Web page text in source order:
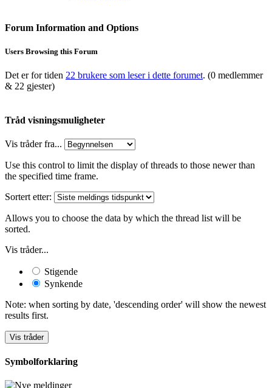
Forum Information and Options
Users Browsing this Forum
Det er for tiden 22 brukere som leser i dette forumet. (0 medlemmer
& 22 gjester)
Tråd visningsmuligheter
Vis tråder fra...
Use this control to limit the display of threads to those newer than
the specified time frame.
Sortert etter:
Allows you to choose the data by which the thread list will be
sorted.
Vis tråder...
Stigende
Synkende
Note: when sorting by date, 'descending order' will show the newest
results first.
Symbolforklaring